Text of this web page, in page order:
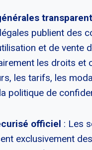
publient des
et de vente
les droits et
les tarifs, les
politique de
officiel : Les
exclusivement